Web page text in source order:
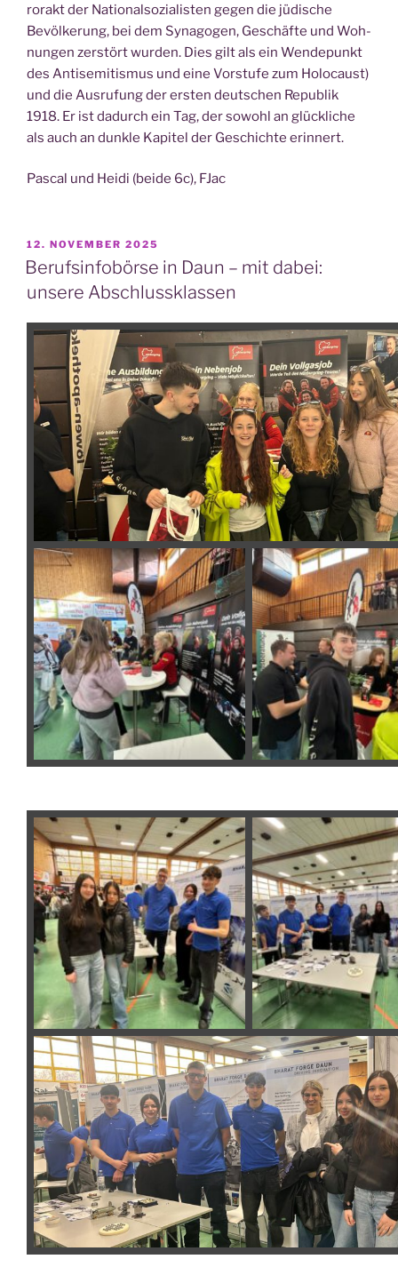
ror­akt der Natio­nal­so­zia­lis­ten gegen die jüdi­sche
Bevöl­ke­rung, bei dem Syn­ago­gen, Geschäf­te und Woh­
nun­gen zer­stört wur­den. Dies gilt als ein Wen­de­punkt
des Anti­se­mi­tis­mus und eine Vor­stu­fe zum Holo­caust)
und die Aus­ru­fung der ers­ten deut­schen Repu­blik
1918. Er ist dadurch ein Tag, der sowohl an glück­li­che
als auch an dunk­le Kapi­tel der Geschich­te erinnert.
Pas­cal und Hei­di (bei­de 6c), FJac
VERÖFFENTLICHT
AM
12. NOVEMBER 2025
Berufsinfobörse in Daun – mit dabei:
unsere Abschlussklassen